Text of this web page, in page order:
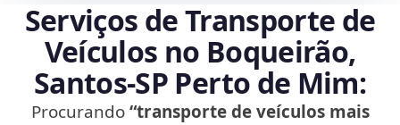
Serviços de Transporte de
Veículos no Boqueirão,
Santos‑SP Perto de Mim:
Procurando“transporte de veículos mais